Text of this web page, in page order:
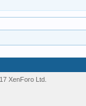
XenForo Ltd.